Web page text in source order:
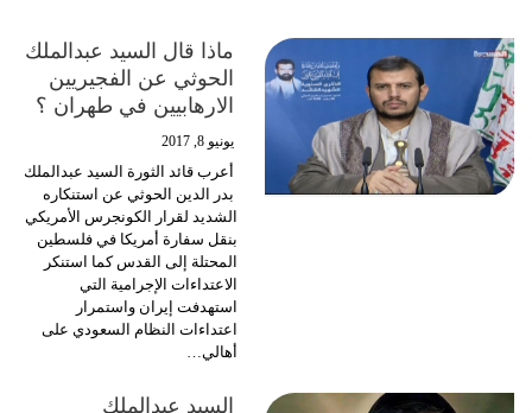
ماذا قال السيد عبدالملك
الحوثي عن الفجيريين
الارهابيين في طهران ؟
يونيو 8, 2017
أعرب قائد الثورة السيد عبدالملك
بدر الدين الحوثي عن استنكاره
الشديد لقرار الكونجرس الأمريكي
بنقل سفارة أمريكا في فلسطين
المحتلة إلى القدس كما استنكر
الاعتداءات الإجرامية التي
استهدفت إيران واستمرار
اعتداءات النظام السعودي على
أهالي…
السيد عبدالملك